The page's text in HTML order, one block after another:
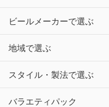
ビールメーカーで選ぶ
地域で選ぶ
スタイル・製法で選ぶ
バラエティパック